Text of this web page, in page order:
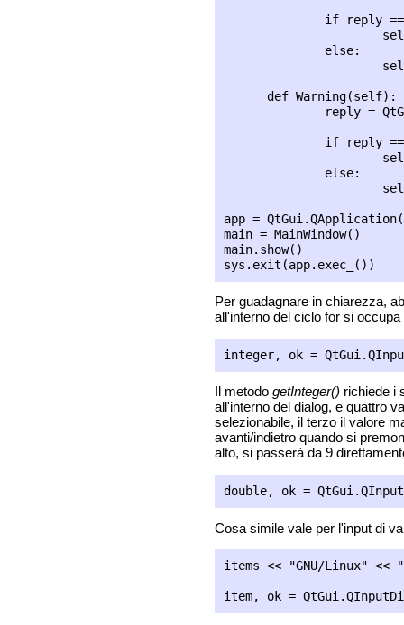
if reply
              else:
      def Warning(self):
reply =
if reply
              else:
app =
main = MainWindow()
main.show()
Per guadagnare in chiarezza,
all'interno del ciclo for si
Il metodo getInteger() richiede i
all'interno del dialog, e quattro
selezionabile, il terzo il valore
avanti/indietro quando si
alto, si passerà da 9
Cosa simile vale per l'input di
items << "GNU/Linux" <<